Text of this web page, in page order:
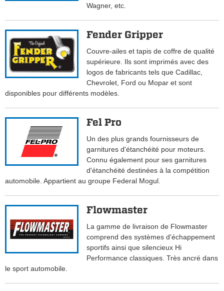
Wagner, etc.
Fender Gripper
Couvre-ailes et tapis de coffre de qualité
supérieure. Ils sont imprimés avec des
logos de fabricants tels que Cadillac,
Chevrolet, Ford ou Mopar et sont
disponibles pour différents modèles.
Fel Pro
Un des plus grands fournisseurs de
garnitures d'étanchéité pour moteurs.
Connu également pour ses garnitures
d'étanchéité destinées à la compétition
automobile. Appartient au groupe Federal Mogul.
Flowmaster
La gamme de livraison de Flowmaster
comprend des systèmes d'échappement
sportifs ainsi que silencieux Hi
Performance classiques. Très ancré dans
le sport automobile.